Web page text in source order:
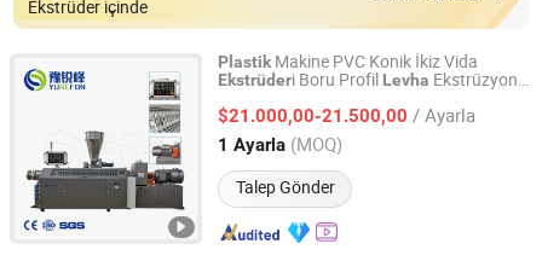
Ekstrüder içinde
PlastikMakine PVC Konik İkiz Vida
Ekstrüderi Boru Profil Levha Ekstrüzyonu
$21.000,00-21.500,00 / Ayarla
1 Ayarla (MOQ)
Talep Gönder
Yurefon Machinery(Zhangjiagang) Co., Ltd.
Jiangsu, China Fiyat 2018